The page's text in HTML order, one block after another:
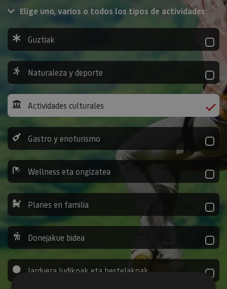
Elige uno, varios o todos los tipos de actividades:
Guztiak
Naturaleza y deporte
Actividades culturales
Gastro y enoturismo
Wellness eta ongizatea
Planes en familia
Donejakue bidea
Jarduera ludikoak eta bestelakoak